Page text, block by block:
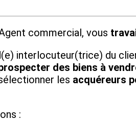
commercial, vous
interlocuteur(trice) du
des biens à
les acquéreurs
: